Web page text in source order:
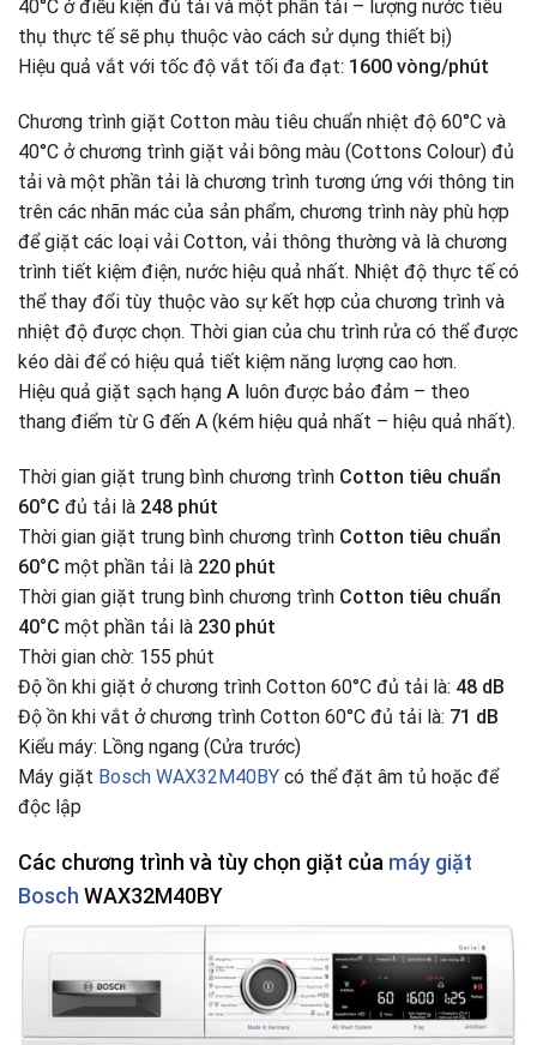
40°C ở điều kiện đủ tải và một phần tải – lượng nước tiêu
thụ thực tế sẽ phụ thuộc vào cách sử dụng thiết bị)
Hiệu quả vắt với tốc độ vắt tối đa đạt: 1600 vòng/phút
Chương trình giặt Cotton màu tiêu chuẩn nhiệt độ 60°C và
40°C ở chương trình giặt vải bông màu (Cottons Colour) đủ
tải và một phần tải là chương trình tương ứng với thông tin
trên các nhãn mác của sản phẩm, chương trình này phù hợp
để giặt các loại vải Cotton, vải thông thường và là chương
trình tiết kiệm điện, nước hiệu quả nhất. Nhiệt độ thực tế có
thể thay đổi tùy thuộc vào sự kết hợp của chương trình và
nhiệt độ được chọn. Thời gian của chu trình rửa có thể được
kéo dài để có hiệu quả tiết kiệm năng lượng cao hơn.
Hiệu quả giặt sạch hạng A luôn được bảo đảm – theo
thang điểm từ G đến A (kém hiệu quả nhất – hiệu quả nhất).
Thời gian giặt trung bình chương trình Cotton tiêu chuẩn
60°C đủ tải là 248 phút
Thời gian giặt trung bình chương trình Cotton tiêu chuẩn
60°C một phần tải là 220 phút
Thời gian giặt trung bình chương trình Cotton tiêu chuẩn
40°C một phần tải là 230 phút
Thời gian chờ: 155 phút
Độ ồn khi giặt ở chương trình Cotton 60°C đủ tải là: 48 dB
Độ ồn khi vắt ở chương trình Cotton 60°C đủ tải là: 71 dB
Kiểu máy: Lồng ngang (Cửa trước)
Máy giặt Bosch WAX32M40BY có thể đặt âm tủ hoặc để
độc lập
Các chương trình và tùy chọn giặt của máy giặt
Bosch WAX32M40BY